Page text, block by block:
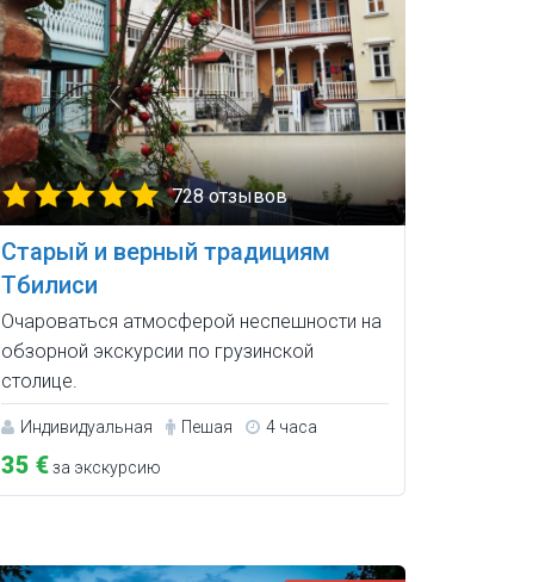
728 отзывов
Старый и верный традициям
Тбилиси
Очароваться атмосферой неспешности на
обзорной экскурсии по грузинской
столице.
Индивидуальная Пешая 4 часа
35 €за экскурсию